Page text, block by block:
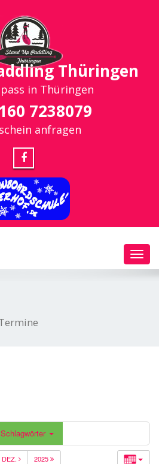
Thüringen
in Thüringen
7238079
anfragen
Schlagwörter
DEZ. 2025